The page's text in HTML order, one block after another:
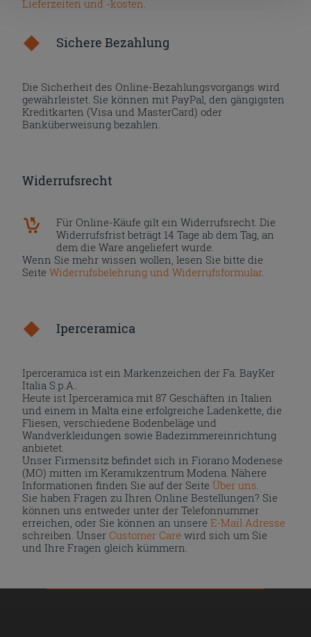
nach der Installation der technischen Cookies fortsetzen.
Lieferzeiten und -kosten
Sichere Bezahlung
Die Sicherheit des Online-Bezahlungsvorgangs wird
gewährleistet. Sie können mit PayPal, den gängigsten
Kreditkarten (Visa und MasterCard) oder
Banküberweisung bezahlen.
Widerrufsrecht
Für Online-Käufe gilt ein Widerrufsrecht. Die
Widerrufsfrist beträgt 14 Tage ab dem Tag, an
dem die Ware angeliefert wurde.
Wenn Sie mehr wissen wollen, lesen Sie bitte die
SeiteWiderrufsbelehrung und Widerrufsformular.
Iperceramica
Iperceramica ist ein Markenzeichen der Fa. BayKer
Italia S.p.A..
Heute ist Iperceramica mit 87 Geschäften in Italien
und einem in Malta eine erfolgreiche Ladenkette, die
Fliesen, verschiedene Bodenbeläge und
Wandverkleidungen sowie Badezimmereinrichtung
anbietet.
Unser Firmensitz befindet sich in Fiorano Modenese
(MO) mitten im Keramikzentrum Modena. Nähere
Informationen finden Sie auf der Seite Über uns
Sie haben Fragen zu Ihren Online Bestellungen? Sie
können uns entweder unter der Telefonnummer
erreichen, oder Sie können an unsereE-Mail Adresse
schreiben. UnserCustomer Care wird sich um Sie
und Ihre Fragen gleich kümmern.